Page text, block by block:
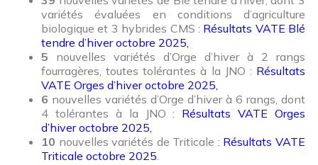
variétés évaluées en conditions d’agriculture
biologique et 3 hybrides CMS : Résultats VATE Blé
tendre d’hiver octobre 2025,
5 nouvelles variétés d’Orge d’hiver à 2 rangs
fourragères, toutes tolérantes à la JNO : Résultats
VATE Orges d’hiver octobre 2025,
6 nouvelles variétés d’Orge d’hiver à 6 rangs, dont
4 tolérantes à la JNO : Résultats VATE Orges
d’hiver octobre 2025,
10 nouvelles variétés de Triticale : Résultats VATE
Triticale octobre 2025